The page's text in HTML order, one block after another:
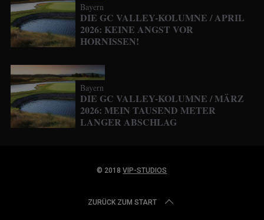
Bayern
DIE GC VALLEY-KOLUMNE / APRIL
2026: KEINE ANGST VOR
HORNISSEN!
Bayern
DIE GC VALLEY-KOLUMNE / MÄRZ
2026: MEIN TAUSEND METER
LANGER ABSCHLAG
© 2018VIP-STUDIOS
ZURÜCK ZUM START